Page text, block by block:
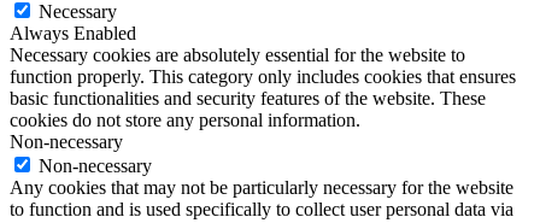
Necessary
Always Enabled
Necessary cookies are absolutely essential for the website to
function properly. This category only includes cookies that ensures
basic functionalities and security features of the website. These
cookies do not store any personal information.
Non-necessary
Non-necessary
Any cookies that may not be particularly necessary for the website
to function and is used specifically to collect user personal data via